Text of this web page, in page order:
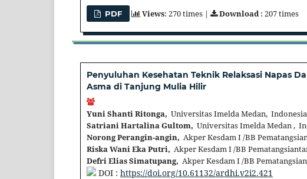
PDF Views: 270 times | Download: 207 times
Penyuluhan Kesehatan Teknik Relaksasi Napas
Asma di Tanjung Mulia Hilir
Yuni Shanti Ritonga, Universitas Imelda Medan, Indonesia
Satriani Hartalina Gultom, Universitas Imelda Medan ,
Norong Perangin-angin, Akper Kesdam I /BB
Riska Wani Eka Putri, Akper Kesdam I /BB
Defri Elias Simatupang, Akper Kesdam I /BB
DOI : https://doi.org/10.61132/ardhi.v2i2.421